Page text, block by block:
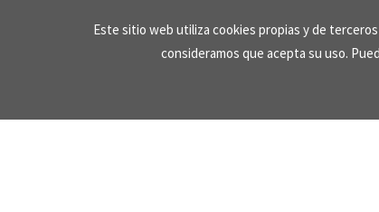
Este sitio web utiliza cookies propias y de
consideramos que acepta su uso.